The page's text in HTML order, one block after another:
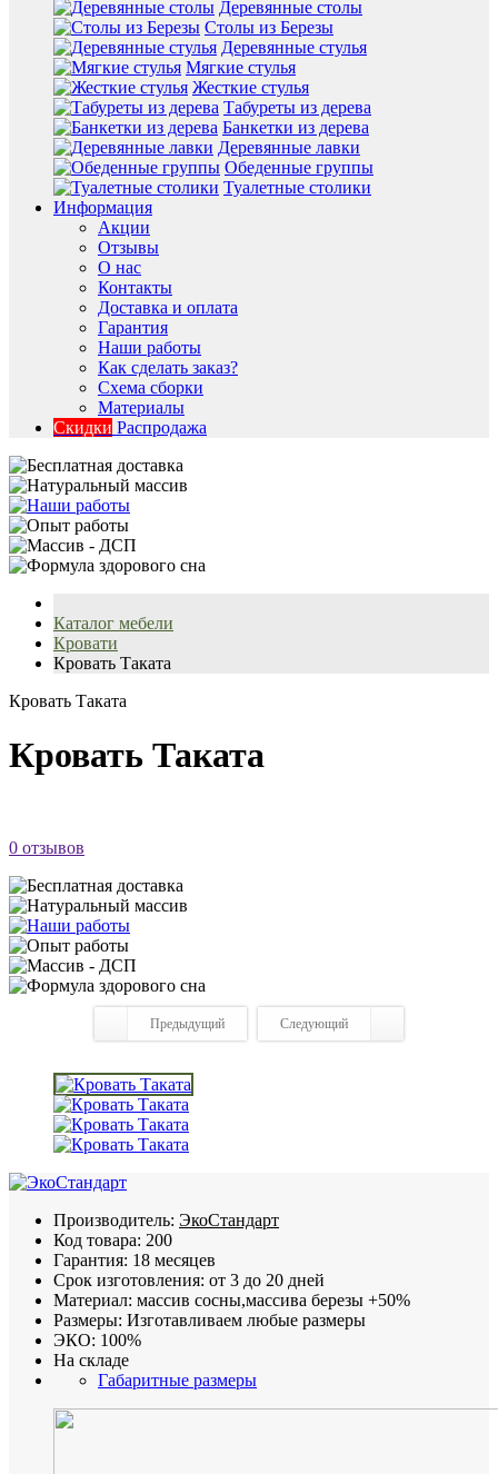
Деревянные столы
Столы из Березы
Деревянные стулья
Мягкие стулья
Жесткие стулья
Табуреты из дерева
Банкетки из дерева
Деревянные лавки
Обеденные группы
Туалетные столики
Информация
Акции
Отзывы
О нас
Контакты
Доставка и оплата
Гарантия
Наши работы
Как сделать заказ?
Схема сборки
Материалы
Скидки Распродажа
Каталог мебели
Кровати
Кровать Таката
Кровать Таката
Кровать Таката
0 отзывов
Предыдущий Следующий
Производитель: ЭкоСтандарт
Код товара: 200
Гарантия: 18 месяцев
Срок изготовления: от 3 до 20 дней
Материал: массив сосны,массива березы +50%
Размеры: Изготавливаем любые размеры
ЭКО: 100%
На складе
Габаритные размеры